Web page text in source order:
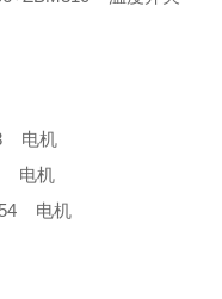
电机
电机
电机